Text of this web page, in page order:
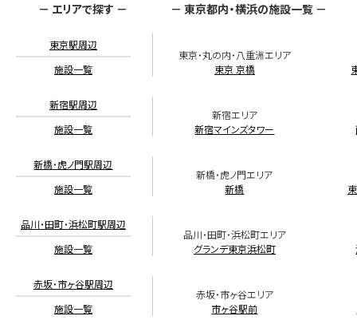
－ エリアで探す － － 東京都内・横浜の施設一覧 －
東京駅周辺
施設一覧
東京・丸の内・八重洲エリア
東京 京橋
新宿駅周辺
施設一覧
新宿エリア
新宿マインズタワー
新橋・虎ノ門駅周辺
施設一覧
新橋・虎ノ門エリア
新橋
品川・田町・浜松町駅周辺
施設一覧
品川・田町・浜松町エリア
グランデ東京浜松町
赤坂・市ヶ谷駅周辺
施設一覧
赤坂・市ヶ谷エリア
市ヶ谷駅前